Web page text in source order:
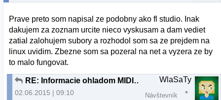
Prave preto som napisal ze podobny ako fl studio. Inak
dakujem za zoznam urcite nieco vyskusam a dam vediet
zatial zalohujem subory a rozhodol som sa ze prejdem na
linux uvidim. Zbezne som sa pozeral na net a vyzera ze by
to malo fungovat.
RE: Informacie ohladom MIDI keyboardu
02.06.2015 | 09:10
WlaSaTy
Návštevník